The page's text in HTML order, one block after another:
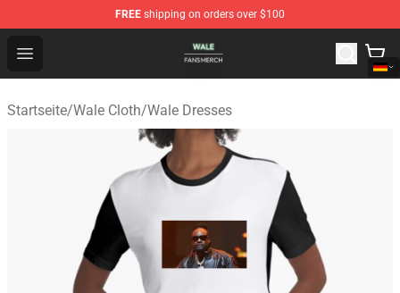
FREE shipping on orders over $100
Open menu
Wale Shop - Official Wale Merchandise Store
Startseite/Wale Cloth/Wale Dresses